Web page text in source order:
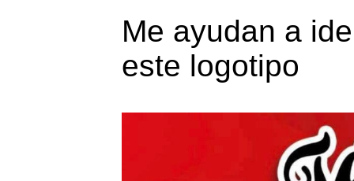
Me ayudan a
este logotipo